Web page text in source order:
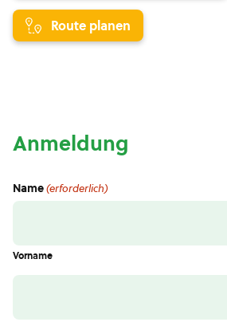
Route planen
Anmeldung
Name(erforderlich)
Vorname